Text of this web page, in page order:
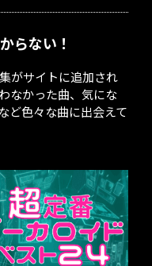
らない！
がサイトに追加され
なかった曲、気にな
ど色々な曲に出会えて